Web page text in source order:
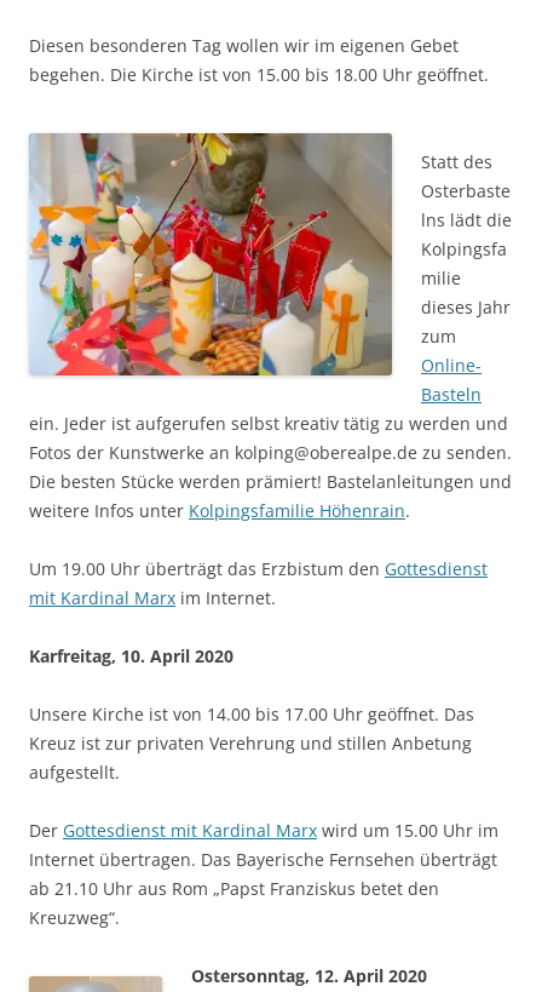
Diesen besonderen Tag wollen wir im eigenen Gebet
begehen. Die Kirche ist von 15.00 bis 18.00 Uhr geöffnet.
Statt des
Osterbaste
lns lädt die
Kolpingsfa
milie
dieses Jahr
zum
Online-
Basteln
ein. Jeder ist aufgerufen selbst kreativ tätig zu werden und
Fotos der Kunstwerke an kolping@oberealpe.de zu senden.
Die besten Stücke werden prämiert! Bastelanleitungen und
weitere Infos unter Kolpingsfamilie Höhenrain.
Um 19.00 Uhr überträgt das Erzbistum den Gottesdienst
mit Kardinal Marx im Internet.
Karfreitag, 10. April 2020
Unsere Kirche ist von 14.00 bis 17.00 Uhr geöffnet. Das
Kreuz ist zur privaten Verehrung und stillen Anbetung
aufgestellt.
Der Gottesdienst mit Kardinal Marx wird um 15.00 Uhr im
Internet übertragen. Das Bayerische Fernsehen überträgt
ab 21.10 Uhr aus Rom „Papst Franziskus betet den
Kreuzweg“.
Ostersonntag, 12. April 2020